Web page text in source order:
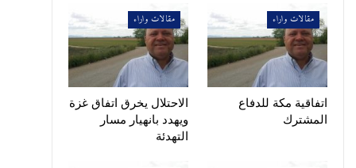
مقالات واراء
اتفاقية مكة للدفاع
المشترك
مقالات واراء
الاحتلال يخرق اتفاق غزة
ويهدد بانهيار مسار
التهدئة